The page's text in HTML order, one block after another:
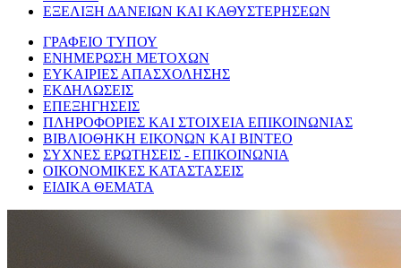
ΕΞΕΛΙΞΗ ΔΑΝΕΙΩΝ ΚΑΙ ΚΑΘΥΣΤΕΡΗΣΕΩΝ
ΓΡΑΦΕΙΟ ΤΥΠΟΥ
ΕΝΗΜΕΡΩΣΗ ΜΕΤΟΧΩΝ
ΕΥΚΑΙΡΙΕΣ ΑΠΑΣΧΟΛΗΣΗΣ
ΕΚΔΗΛΩΣΕΙΣ
ΕΠΕΞΗΓΗΣΕΙΣ
ΠΛΗΡΟΦΟΡΙΕΣ ΚΑΙ ΣΤΟΙΧΕΙΑ ΕΠΙΚΟΙΝΩΝΙΑΣ
ΒΙΒΛΙΟΘΗΚΗ ΕΙΚΟΝΩΝ ΚΑΙ ΒΙΝΤΕΟ
ΣΥΧΝΕΣ ΕΡΩΤΗΣΕΙΣ - ΕΠΙΚΟΙΝΩΝΙΑ
ΟΙΚΟΝΟΜΙΚΕΣ ΚΑΤΑΣΤΑΣΕΙΣ
ΕΙΔΙΚΑ ΘΕΜΑΤΑ